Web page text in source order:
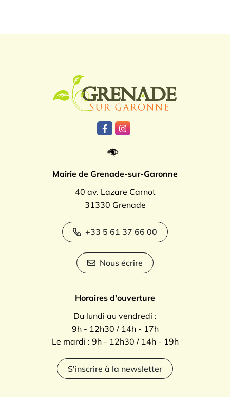
Lien vers le compte Facebook
Lien vers le compte
Mairie de Grenade-sur-Garonne
40 av. Lazare Carnot
31330 Grenade
+33 5 61 37 66 00
Nous écrire
Horaires d'ouverture
Du lundi au vendredi :
9h - 12h30 / 14h - 17h
Le mardi : 9h - 12h30 / 14h - 19h
S'inscrire à la newsletter